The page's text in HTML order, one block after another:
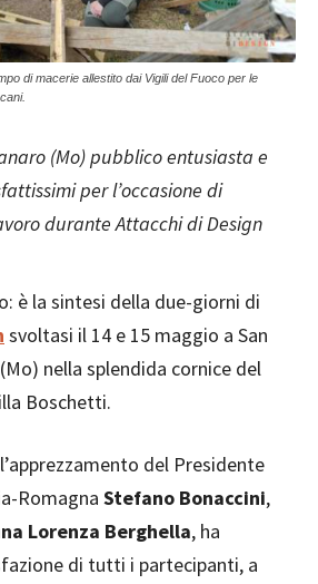
di macerie allestito dai Vigili del Fuoco per le
(Mo) pubblico entusiasta e
per l’occasione di
durante Attacchi di Design
è la sintesi della due-giorni di
svoltasi il 14 e 15 maggio a San
nella splendida cornice del
Boschetti.
del Presidente
Romagna Stefano Bonaccini,
Lorenza Berghella, ha
di tutti i partecipanti, a